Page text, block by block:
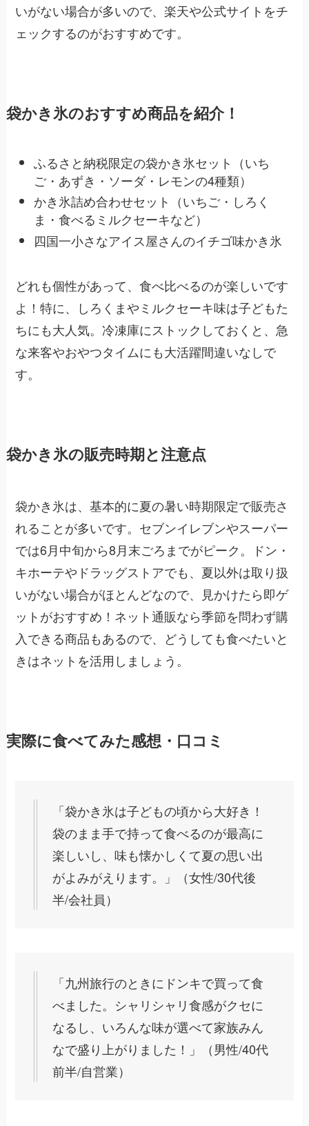
いがない場合が多いので、楽天や公式サイトをチ
ェックするのがおすすめです。
袋かき氷のおすすめ商品を紹介！
ふるさと納税限定の袋かき氷セット（いち
ご・あずき・ソーダ・レモンの4種類）
かき氷詰め合わせセット（いちご・しろく
ま・食べるミルクセーキなど）
四国一小さなアイス屋さんのイチゴ味かき氷
どれも個性があって、食べ比べるのが楽しいです
よ！特に、しろくまやミルクセーキ味は子どもた
ちにも大人気。冷凍庫にストックしておくと、急
な来客やおやつタイムにも大活躍間違いなしで
す。
袋かき氷の販売時期と注意点
袋かき氷は、基本的に夏の暑い時期限定で販売さ
れることが多いです。セブンイレブンやスーパー
では6月中旬から8月末ごろまでがピーク。ドン・
キホーテやドラッグストアでも、夏以外は取り扱
いがない場合がほとんどなので、見かけたら即ゲ
ットがおすすめ！ネット通販なら季節を問わず購
入できる商品もあるので、どうしても食べたいと
きはネットを活用しましょう。
実際に食べてみた感想・口コミ
「袋かき氷は子どもの頃から大好き！
袋のまま手で持って食べるのが最高に
楽しいし、味も懐かしくて夏の思い出
がよみがえります。」（女性/30代後
半/会社員）
「九州旅行のときにドンキで買って食
べました。シャリシャリ食感がクセに
なるし、いろんな味が選べて家族みん
なで盛り上がりました！」（男性/40代
前半/自営業）